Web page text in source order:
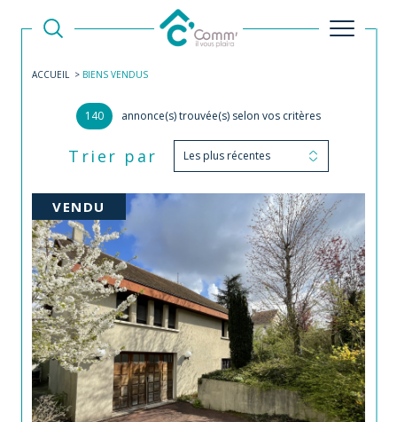
ACCUEIL BIENS VENDUS
140 annonce(s) trouvée(s) selon vos critères
Trier par Les plus récentes
VENDU